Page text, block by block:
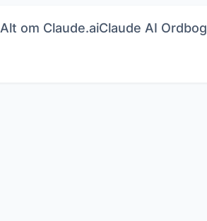
Alt om Claude.aiClaude AI Ordbog